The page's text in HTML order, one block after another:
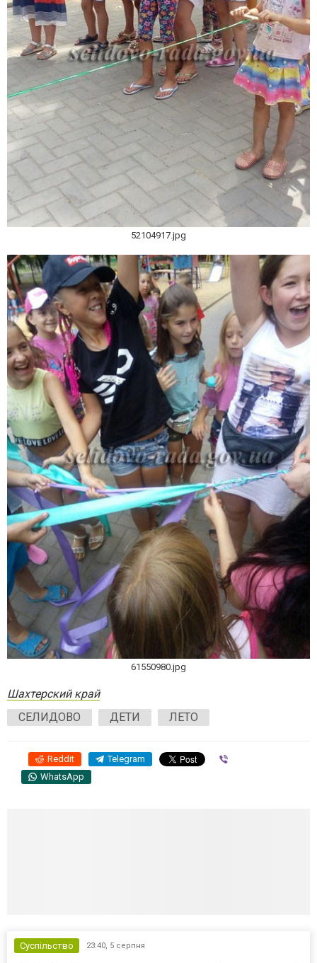
52104917.jpg
61550980.jpg
Шахтерский край
СЕЛИДОВО
ДЕТИ ЛЕТО
Reddit Telegram
WhatsApp
Суспільство 23:40, 5 серпня